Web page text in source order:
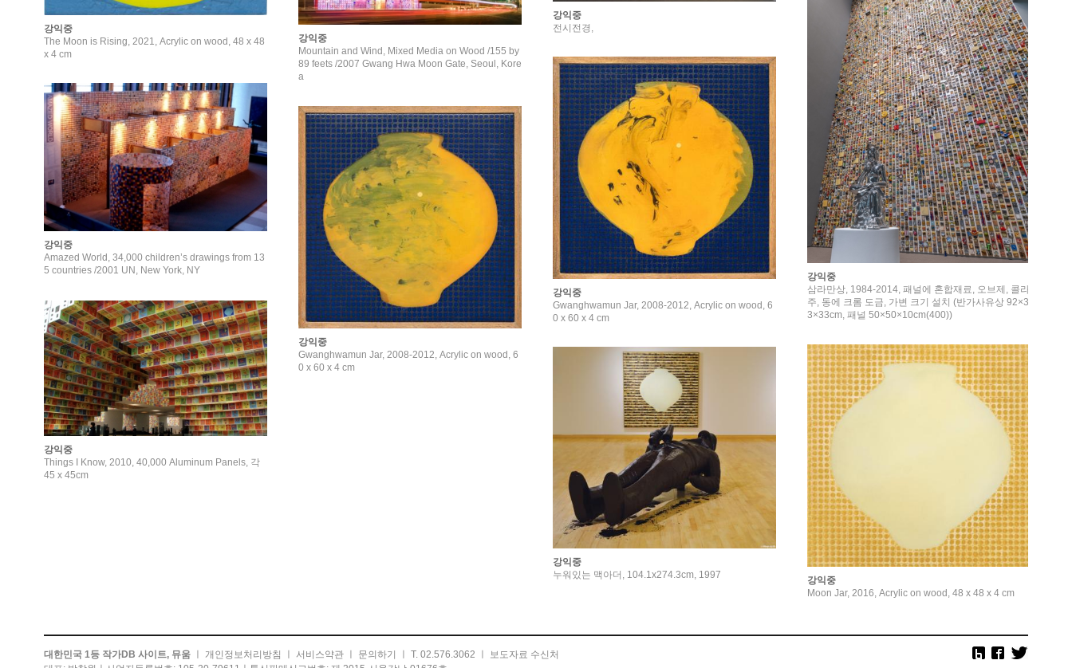
강익중
The Moon is Rising, 2021, Acrylic on wood, 48 x 48
x 4 cm
강익중
전시전경,
강익중
Mountain and Wind, Mixed Media on Wood /155 by
89 feets /2007 Gwang Hwa Moon Gate, Seoul, Kore
a
강익중
삼라만상, 1984-2014, 패널에 혼합재료, 오브제, 콜라
주, 동에 크롬 도금, 가변 크기 설치 (반가사유상 92×3
3×33cm, 패널 50×50×10cm(400))
강익중
Gwanghwamun Jar, 2008-2012, Acrylic on wood, 6
0 x 60 x 4 cm
강익중
Amazed World, 34,000 children’s drawings from 13
5 countries /2001 UN, New York, NY
강익중
Gwanghwamun Jar, 2008-2012, Acrylic on wood, 6
0 x 60 x 4 cm
강익중
Things I Know, 2010, 40,000 Aluminum Panels, 각
45 x 45cm
강익중
Moon Jar, 2016, Acrylic on wood, 48 x 48 x 4 cm
강익중
누워있는 맥아더, 104.1x274.3cm, 1997
대한민국 1등 작가DB 사이트, 뮤움 개인정보처리방침 서비스약관 문의하기 ㅣ T. 02.576.3062 ㅣ 보도자료 수신처